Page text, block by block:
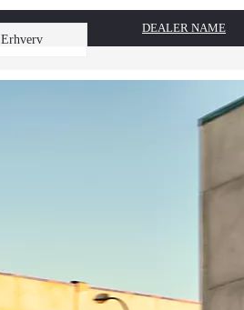
Erhverv
DEALER NAME